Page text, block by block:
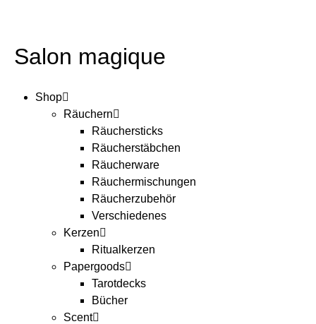
Salon magique
Shop
Räuchern
Räuchersticks
Räucherstäbchen
Räucherware
Räuchermischungen
Räucherzubehör
Verschiedenes
Kerzen
Ritualkerzen
Papergoods
Tarotdecks
Bücher
Scent